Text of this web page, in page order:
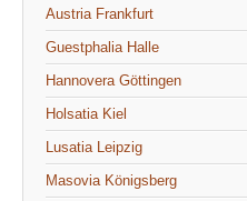
Austria Frankfurt
Guestphalia Halle
Hannovera Göttingen
Holsatia Kiel
Lusatia Leipzig
Masovia Königsberg